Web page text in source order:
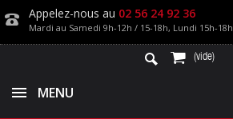
Appelez-nous au 02 56 24 92 36
Mardi au Samedi 9h-12h / 15-18h, Lundi 15h-18h
(vide)
MENU